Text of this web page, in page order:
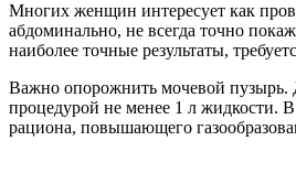
Многих женщин интересует как
абдоминально, не всегда точно
наиболее точные результаты,
Важно опорожнить мочевой пузырь.
процедурой не менее 1 л жидкости.
рациона, повышающего